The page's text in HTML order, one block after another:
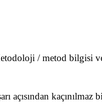
/ metod bilgisi
kaçınılmaz